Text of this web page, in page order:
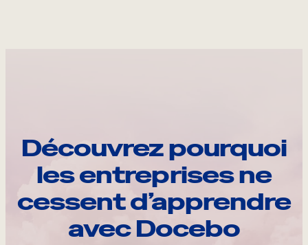
Découvrez pourquoi
les entreprises ne
cessent d’apprendre
avec Docebo